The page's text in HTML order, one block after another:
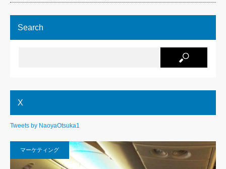
Search
X
Tweets by NaoyaOtsuka1
マーケティング